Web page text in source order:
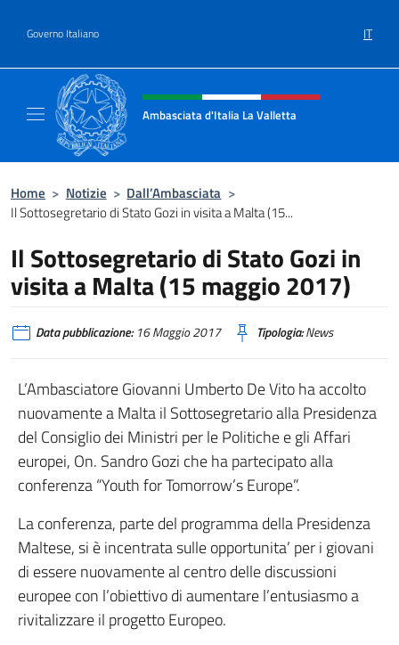
Governo Italiano IT
Intestazione sito, social e menù
Ambasciata d'Italia La Valletta
Home > Notizie > Dall’Ambasciata >
Il Sottosegretario di Stato Gozi in visita a Malta (15...
Il Sottosegretario di Stato Gozi in
visita a Malta (15 maggio 2017)
Data pubblicazione:16 Maggio 2017 Tipologia:News
L’Ambasciatore Giovanni Umberto De Vito ha accolto
nuovamente a Malta il Sottosegretario alla Presidenza
del Consiglio dei Ministri per le Politiche e gli Affari
europei, On. Sandro Gozi che ha partecipato alla
conferenza “Youth for Tomorrow’s Europe”.
La conferenza, parte del programma della Presidenza
Maltese, si è incentrata sulle opportunita’ per i giovani
di essere nuovamente al centro delle discussioni
europee con l’obiettivo di aumentare l’entusiasmo a
rivitalizzare il progetto Europeo.